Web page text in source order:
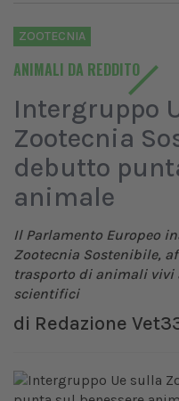
ZOOTECNIA
ANIMALI DA REDDITO
Intergruppo
Zootecnia
debutto
animale
Il Parlamento Europeo
Zootecnia Sostenibile,
trasporto di animali vivi
scientifici
di Redazione